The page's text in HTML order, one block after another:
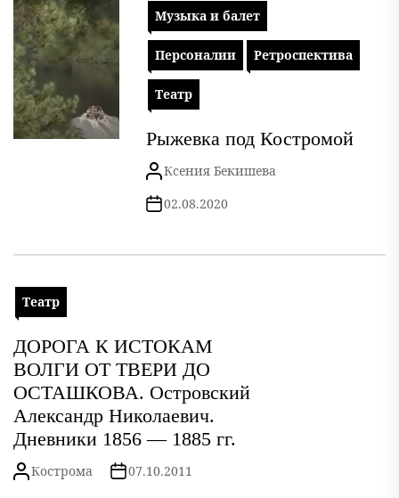
Музыка и балет
Персоналии Ретроспектива
Театр
Рыжевка под Костромой
Ксения Бекишева
02.08.2020
Театр
ДОРОГА К ИСТОКАМ
ВОЛГИ ОТ ТВЕРИ ДО
ОСТАШКОВА. Островский
Александр Николаевич.
Дневники 1856 — 1885 гг.
Кострома 07.10.2011